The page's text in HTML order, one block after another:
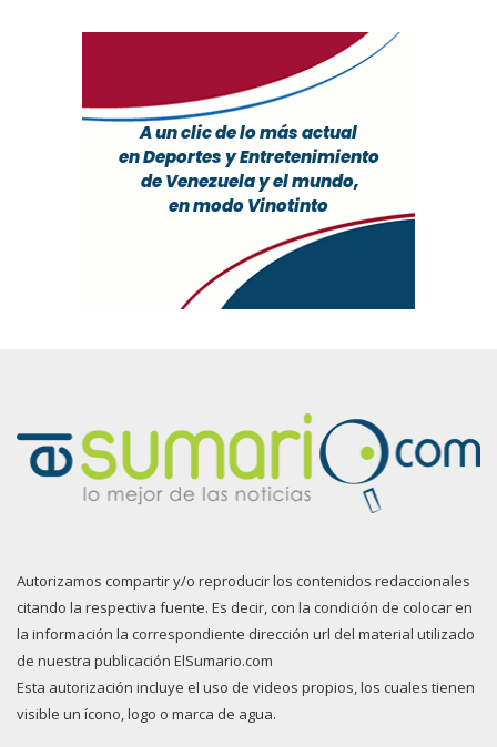
Autorizamos compartir y/o reproducir los contenidos redaccionales
citando la respectiva fuente. Es decir, con la condición de colocar en
la información la correspondiente dirección url del material utilizado
de nuestra publicación ElSumario.com
Esta autorización incluye el uso de videos propios, los cuales tienen
visible un ícono, logo o marca de agua.